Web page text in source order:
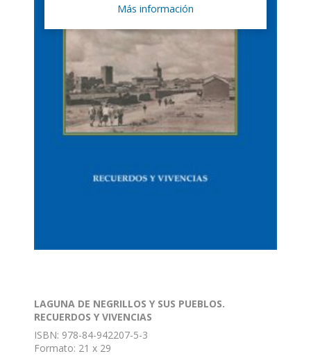
LAGUNA DE NEGRILLOS Y SUS PUEBLOS.
RECUERDOS Y VIVENCIAS
ISBN: 978-84-942207-5-3
Formato: 21 x 29
Más información